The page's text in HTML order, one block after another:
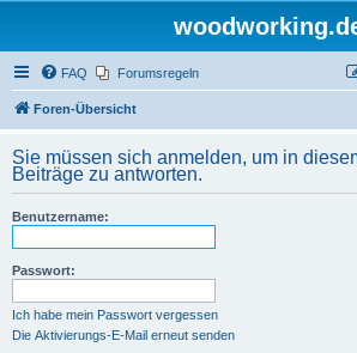
FAQ Forumsregeln
Foren-Übersicht
Sie müssen sich anmelden, um in
Beiträge zu antworten.
Benutzername:
Passwort:
Ich habe mein Passwort vergessen
Die Aktivierungs-E-Mail erneut senden